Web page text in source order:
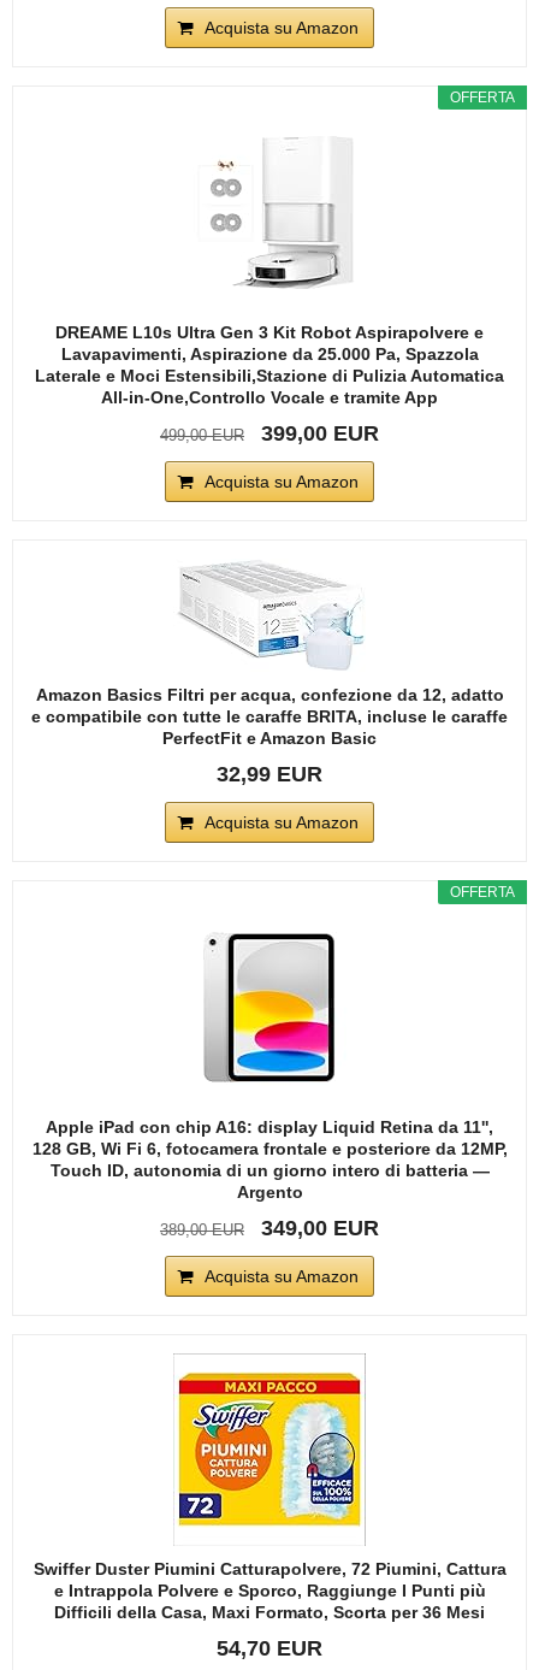
Acquista su Amazon
OFFERTA
DREAME L10s Ultra Gen 3 Kit Robot Aspirapolvere e
Lavapavimenti, Aspirazione da 25.000 Pa, Spazzola
Laterale e Moci Estensibili,Stazione di Pulizia Automatica
All-in-One,Controllo Vocale e tramite App
499,00 EUR 399,00 EUR
Acquista su Amazon
Amazon Basics Filtri per acqua, confezione da 12, adatto
e compatibile con tutte le caraffe BRITA, incluse le caraffe
PerfectFit e Amazon Basic
32,99 EUR
Acquista su Amazon
OFFERTA
Apple iPad con chip A16: display Liquid Retina da 11'',
128 GB, Wi Fi 6, fotocamera frontale e posteriore da 12MP,
Touch ID, autonomia di un giorno intero di batteria —
Argento
389,00 EUR 349,00 EUR
Acquista su Amazon
Swiffer Duster Piumini Catturapolvere, 72 Piumini, Cattura
e Intrappola Polvere e Sporco, Raggiunge I Punti più
Difficili della Casa, Maxi Formato, Scorta per 36 Mesi
54,70 EUR